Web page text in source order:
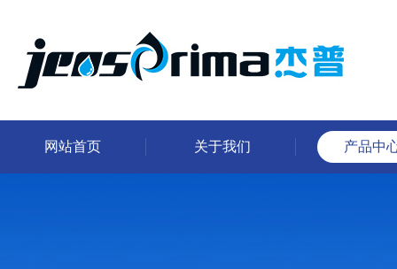
网站首页 关于我们 产品中